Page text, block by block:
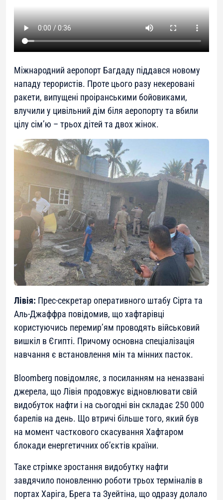
Міжнародний аеропорт Багдаду піддався новому
нападу терористів. Проте цього разу некеровані
ракети, випущені проіранськими бойовиками,
влучили у цивільний дім біля аеропорту та вбили
цілу сім’ю – трьох дітей та двох жінок.
Лівія: Прес-секретар оперативного штабу Сірта та
Аль-Джаффра повідомив, що хафтарівці
користуючись перемир’ям проводять військовий
вишкіл в Єгипті. Причому основна спеціалізація
навчання є встановлення мін та мінних пасток.
Bloomberg повідомляє, з посиланням на неназвані
джерела, що Лівія продовжує відновлювати свій
видобуток нафти і на сьогодні він складає 250 000
барелів на день. Що втричі більше того, який був
на момент часткового скасування Хафтаром
блокади енергетичних об’єктів країни.
Таке стрімке зростання видобутку нафти
завдячило поновленню роботи трьох терміналів в
портах Харіга, Брега та Зуейтіна, що одразу долало